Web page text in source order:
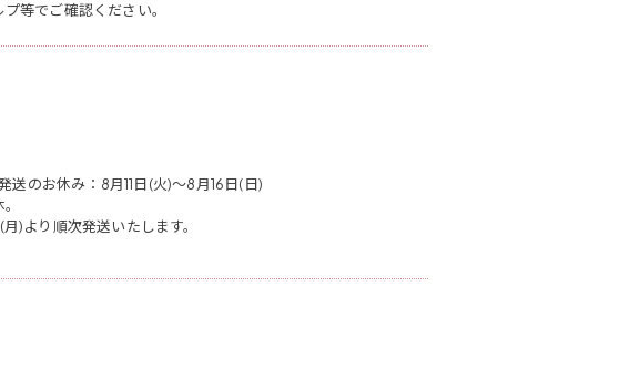
等でご確認ください。
のお休み：8月11日(火)～8月16日(日)
)より順次発送いたします。